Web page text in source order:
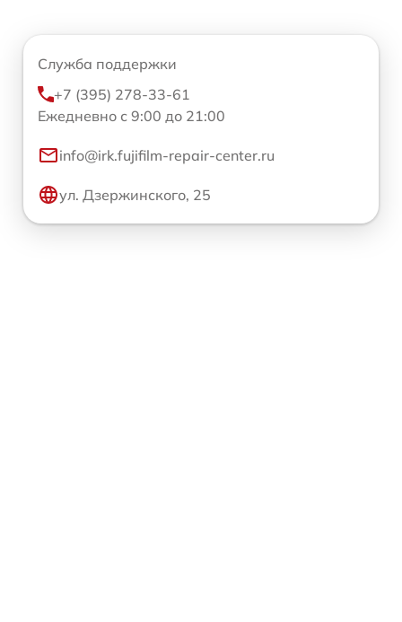
Служба поддержки
+7 (395) 278-33-61
Ежедневно с 9:00 до 21:00
info@irk.fujifilm-repair-center.ru
ул. Дзержинского, 25